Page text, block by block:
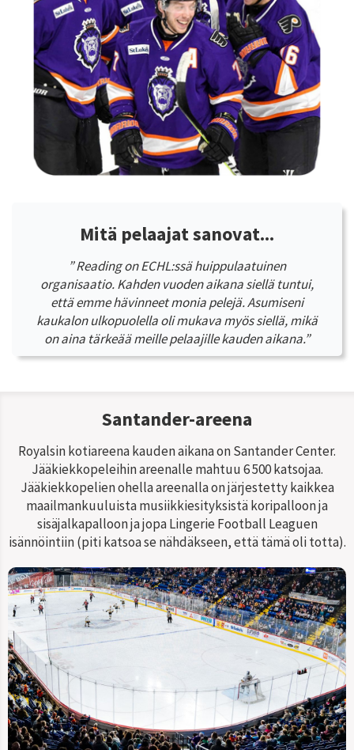
Mitä pelaajat sanovat...
” Reading on ECHL:ssä huippulaatuinen
organisaatio. Kahden vuoden aikana siellä tuntui,
että emme hävinneet monia pelejä. Asumiseni
kaukalon ulkopuolella oli mukava myös siellä, mikä
on aina tärkeää meille pelaajille kauden aikana.”
Santander-areena
Royalsin kotiareena kauden aikana on Santander Center.
Jääkiekkopeleihin areenalle mahtuu 6 500 katsojaa.
Jääkiekkopelien ohella areenalla on järjestetty kaikkea
maailmankuuluista musiikkiesityksistä koripalloon ja
sisäjalkapalloon ja jopa Lingerie Football Leaguen
isännöintiin (piti katsoa se nähdäkseen, että tämä oli totta).